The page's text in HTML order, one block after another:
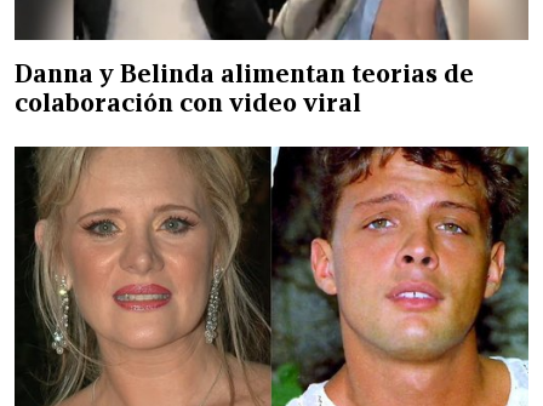
Danna y Belinda alimentan teorias de
colaboración con video viral